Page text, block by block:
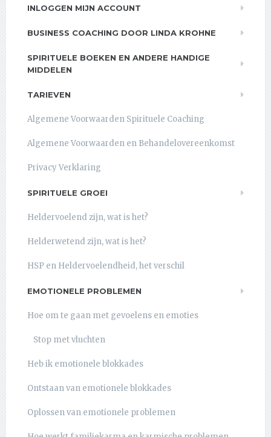
INLOGGEN MIJN ACCOUNT
BUSINESS COACHING DOOR LINDA KROHNE
SPIRITUELE BOEKEN EN ANDERE HANDIGE
MIDDELEN
TARIEVEN
Algemene Voorwaarden Spirituele Coaching
Algemene Voorwaarden en Behandelovereenkomst
Privacy Verklaring
SPIRITUELE GROEI
Heldervoelend zijn, wat is het?
Helderwetend zijn, wat is het?
HSP en Heldervoelendheid, het verschil
EMOTIONELE PROBLEMEN
Hoe om te gaan met gevoelens en emoties
Stop met vluchten
Heb ik emotionele blokkades
Ontstaan van emotionele blokkades
Oplossen van emotionele problemen